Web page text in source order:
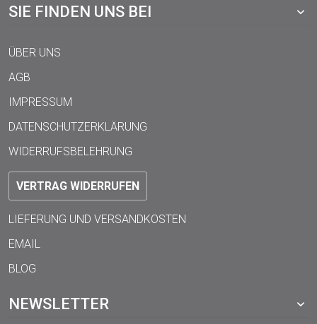
SIE FINDEN UNS BEI
ÜBER UNS
AGB
IMPRESSUM
DATENSCHUTZERKLÄRUNG
WIDERRUFSBELEHRUNG
VERTRAG WIDERRUFEN
LIEFERUNG UND VERSANDKOSTEN
EMAIL
BLOG
NEWSLETTER